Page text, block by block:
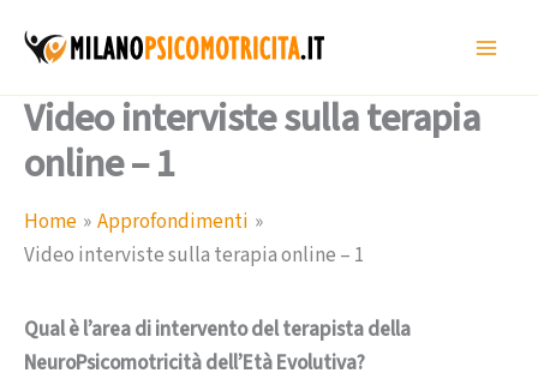
Video interviste sulla terapia
online – 1
Home
Approfondimenti
Video interviste sulla terapia online – 1
Qual è l’area di intervento del terapista della
NeuroPsicomotricità dell’Età Evolutiva?